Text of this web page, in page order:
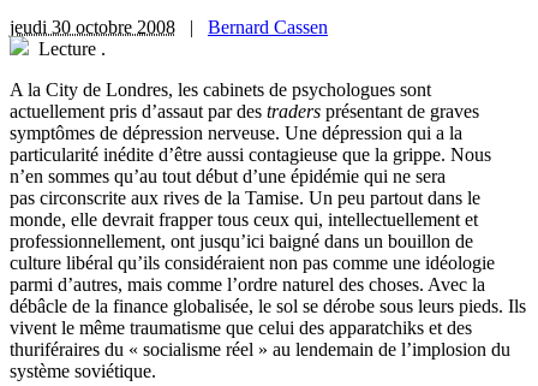
jeudi 30 octobre 2008 | Bernard Cassen
Lecture .
A la City de Londres, les cabinets de psychologues sont
actuellement pris d’assaut par des traders présentant de graves
symptômes de dépression nerveuse. Une dépression qui a la
particularité inédite d’être aussi contagieuse que la grippe. Nous
n’en sommes qu’au tout début d’une épidémie qui ne sera
pas circonscrite aux rives de la Tamise. Un peu partout dans le
monde, elle devrait frapper tous ceux qui, intellectuellement et
professionnellement, ont jusqu’ici baigné dans un bouillon de
culture libéral qu’ils considéraient non pas comme une idéologie
parmi d’autres, mais comme l’ordre naturel des choses. Avec la
débâcle de la finance globalisée, le sol se dérobe sous leurs pieds. Ils
vivent le même traumatisme que celui des apparatchiks et des
thuriféraires du « socialisme réel » au lendemain de l’implosion du
système soviétique.